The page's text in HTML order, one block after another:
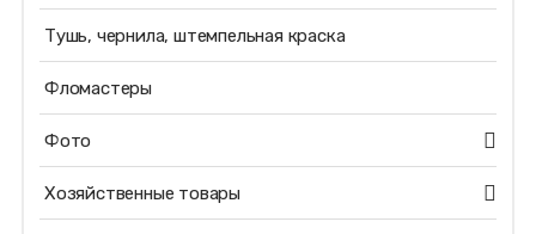
Тушь, чернила, штемпельная краска
Фломастеры
Фото
Хозяйственные товары